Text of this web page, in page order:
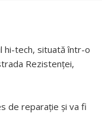
hi-tech, situată într-o
Rezistenței,
de reparație și va fi